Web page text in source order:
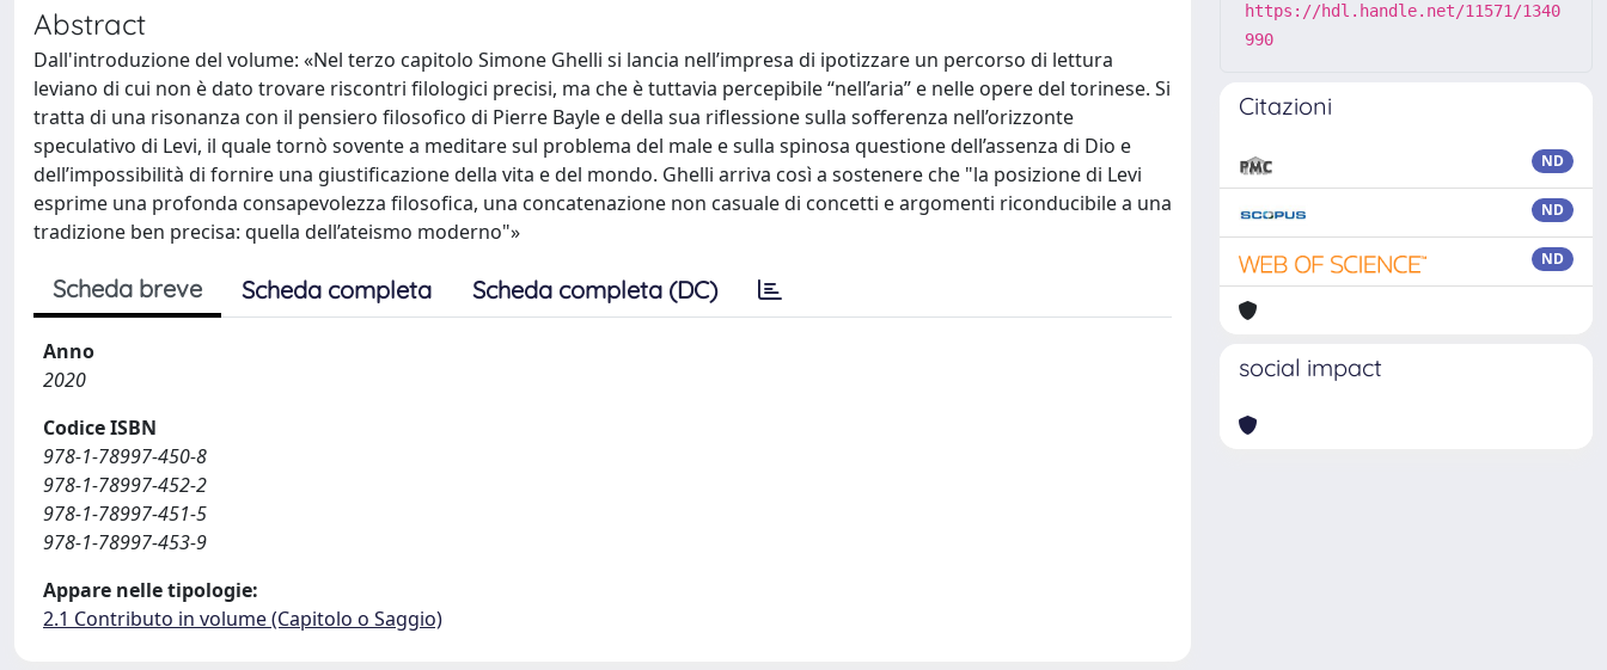
Abstract
Dall'introduzione del volume: «Nel terzo capitolo Simone Ghelli si lancia nell’impresa di ipotizzare un percorso di lettura
leviano di cui non è dato trovare riscontri filologici precisi, ma che è tuttavia percepibile “nell’aria” e nelle opere del torinese. Si
tratta di una risonanza con il pensiero filosofico di Pierre Bayle e della sua riflessione sulla sofferenza nell’orizzonte
speculativo di Levi, il quale tornò sovente a meditare sul problema del male e sulla spinosa questione dell’assenza di Dio e
dell’impossibilità di fornire una giustificazione della vita e del mondo. Ghelli arriva così a sostenere che "la posizione di Levi
esprime una profonda consapevolezza filosofica, una concatenazione non casuale di concetti e argomenti riconducibile a una
tradizione ben precisa: quella dell’ateismo moderno"»
Scheda breve Scheda completa Scheda completa (DC)
Anno
2020
Codice ISBN
978-1-78997-450-8
978-1-78997-452-2
978-1-78997-451-5
978-1-78997-453-9
Appare nelle tipologie:
2.1 Contributo in volume (Capitolo o Saggio)
https://hdl.handle.net/11571/1340
990
Citazioni
ND
ND
ND
social impact